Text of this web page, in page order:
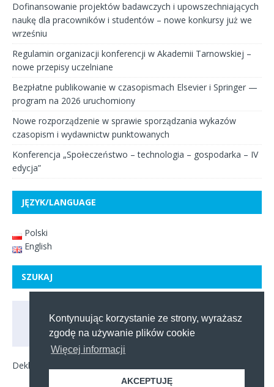
Dofinansowanie projektów badawczych i upowszechniających
naukę dla pracowników i studentów – nowe konkursy już we
wrześniu
Regulamin organizacji konferencji w Akademii Tarnowskiej –
nowe przepisy uczelniane
Bezpłatne publikowanie w czasopismach Elsevier i Springer —
program na 2026 uruchomiony
Nowe rozporządzenie w sprawie sporządzania wykazów
czasopism i wydawnictw punktowanych
Konferencja „Społeczeństwo – technologia – gospodarka – IV
edycja”
JĘZYK/LANGUAGE
Polski
English
SZUKAJ
Deklaracja dostępności
Kontynuując korzystanie ze strony, wyrażasz
zgodę na używanie plików cookie
Więcej informacji
AKCEPTUJĘ